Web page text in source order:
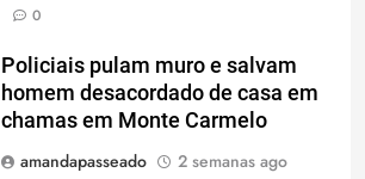
0
Policiais pulam muro e salvam
homem desacordado de casa em
chamas em Monte Carmelo
amandapasseado
2 semanas ago